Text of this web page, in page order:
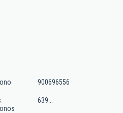
900696556
639...